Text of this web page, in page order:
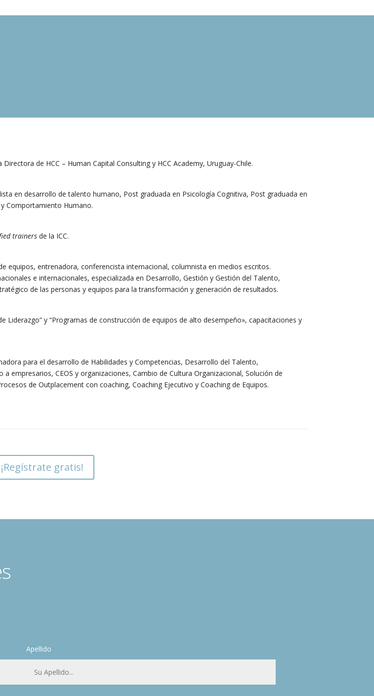
de HCC – Human Capital Consulting y HCC Academy, Uruguay-Chile.
en desarrollo de talento humano, Post graduada en Psicología Cognitiva, Post graduada en
Comportamiento Humano.
trainersde la ICC.
equipos, entrenadora, conferencista internacional, columnista en medios escritos.
e internacionales, especializada en Desarrollo, Gestión y Gestión del Talento,
de las personas y equipos para la transformación y generación de resultados.
Liderazgo” y “Programas de construcción de equipos de alto desempeño», capacitaciones y
para el desarrollo de Habilidades y Competencias, Desarrollo del Talento,
empresarios, CEOS y organizaciones, Cambio de Cultura Organizacional, Solución de
de Outplacement con coaching, Coaching Ejecutivo y Coaching de Equipos.
¡Regístrate gratis!
Apellido